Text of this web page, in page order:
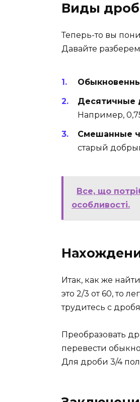
Виды
Теперь-то вы
Давайте
Десятичные
Например,
Смешанные
старый
Все, що
особливості.
Итак, как же
это 2/3 от 60, то
трудитесь с
Преобразовать
перевести
Для дроби 3/4